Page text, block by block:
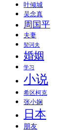
叶倾城
吴念真
周国平
夫妻
契诃夫
婚姻
学习
小说
希区柯克
张小娴
日本
朋友